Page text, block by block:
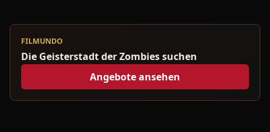
FILMUNDO
Die Geisterstadt der Zombies suchen
Angebote ansehen